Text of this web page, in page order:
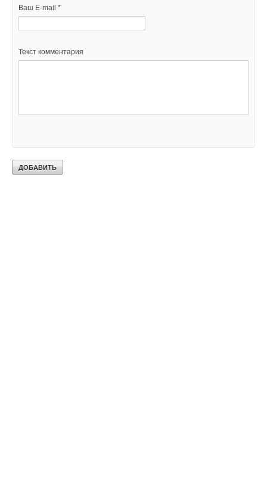
Ваш E-mail *
Текст комментария